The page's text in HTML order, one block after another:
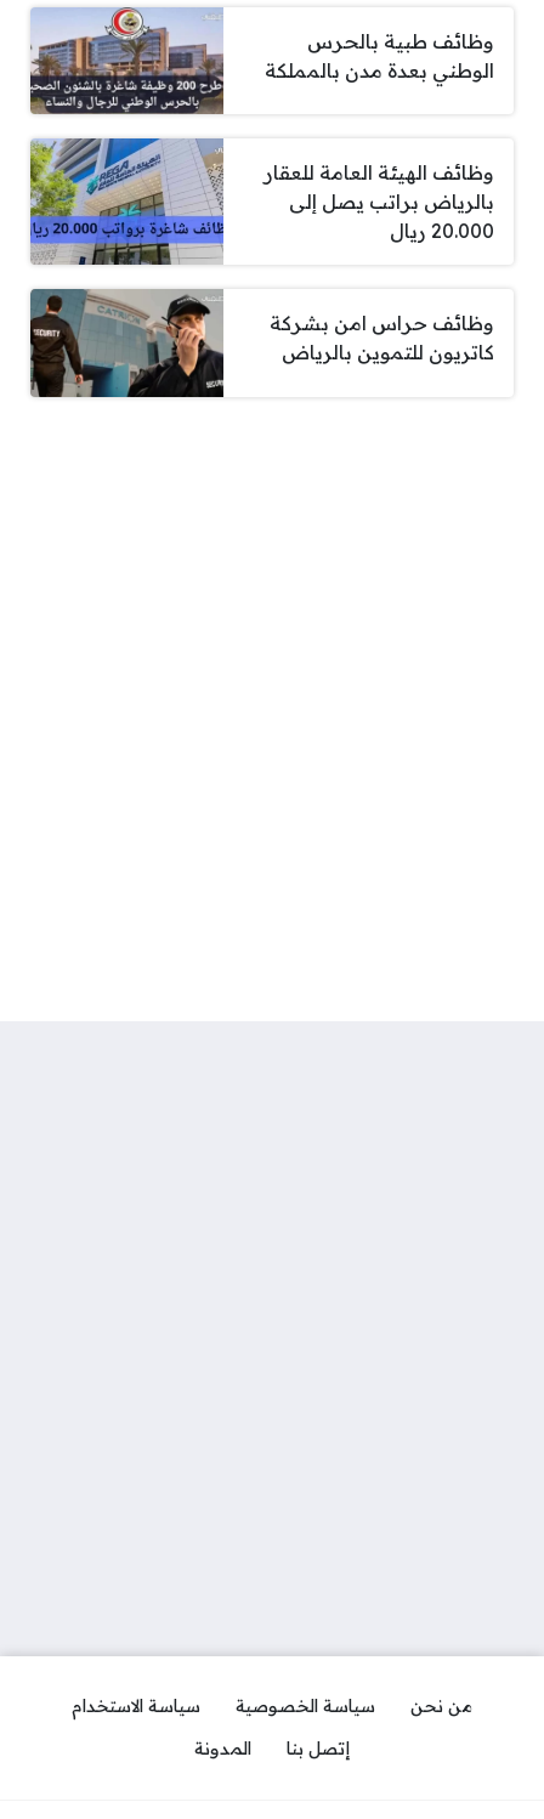
وظائف طبية بالحرس
الوطني بعدة مدن بالمملكة
وظائف الهيئة العامة للعقار
بالرياض براتب يصل إلى
20.000 ريال
وظائف حراس امن بشركة
كاتريون للتموين بالرياض
من نحن سياسة الخصوصية
سياسة الاستخدام
إتصل بنا
المدونة